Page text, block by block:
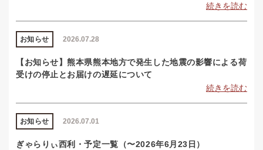
続きを読む
2026.07.28
お知らせ
【お知らせ】熊本県熊本地方で発生した地震の影響による荷
受けの停止とお届けの遅延について
続きを読む
2026.07.01
お知らせ
ぎゃらりぃ西利・予定一覧（〜2026年6月23日）